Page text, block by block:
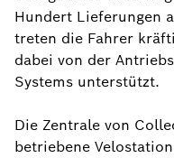
Hundert Lieferungen
treten die Fahrer
dabei von der
Systems unterstützt.
Die Zentrale von
betriebene